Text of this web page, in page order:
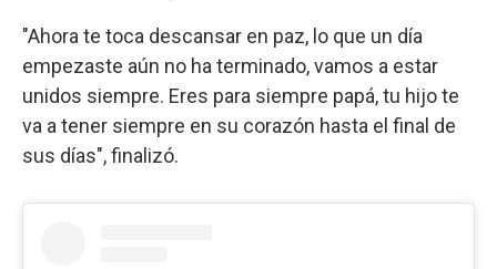
"Ahora te toca descansar en paz, lo que un día
empezaste aún no ha terminado, vamos a estar
unidos siempre. Eres para siempre papá, tu hijo te
va a tener siempre en su corazón hasta el final de
sus días", finalizó.